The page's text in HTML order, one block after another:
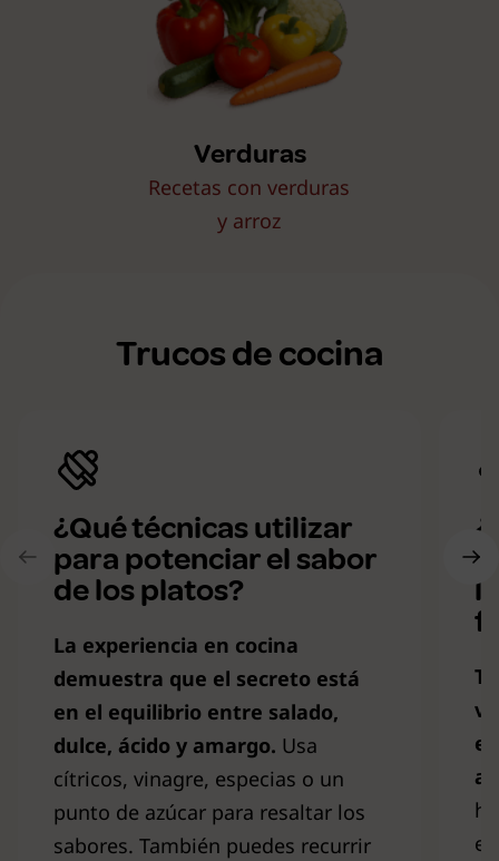
Verduras
Recetas con verduras
y arroz
Trucos de cocina
¿Qué técnicas utilizar
para potenciar el sabor
de los platos?
La experiencia en cocina
demuestra que el secreto está
en el equilibrio entre salado,
dulce, ácido y amargo. Usa
cítricos, vinagre, especias o un
punto de azúcar para resaltar los
sabores. También puedes recurrir